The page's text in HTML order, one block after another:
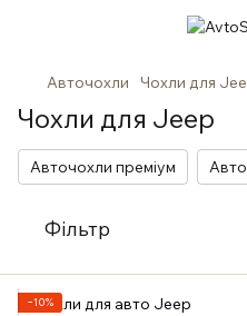
Авточохли Чохли для
Чохли для Jeep
Авточохли преміум
Фільтр
−10%